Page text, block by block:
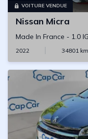
VOITURE VENDUE
Nissan Micra
Made In France - 1.0
2022 34801km